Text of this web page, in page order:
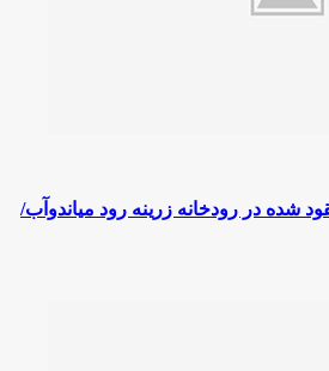
شده در رودخانه زرینه رود میاندوآب/